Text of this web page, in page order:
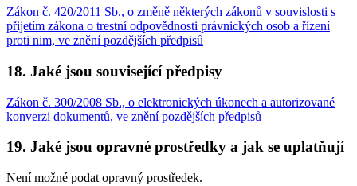
Zákon č. 420/2011 Sb., o změně některých zákonů v souvislosti s
přijetím zákona o trestní odpovědnosti právnických osob a řízení
proti nim, ve znění pozdějších předpisů
18. Jaké jsou související předpisy
Zákon č. 300/2008 Sb., o elektronických úkonech a autorizované
konverzi dokumentů, ve znění pozdějších předpisů
19. Jaké jsou opravné prostředky a jak se uplatňují
Není možné podat opravný prostředek.